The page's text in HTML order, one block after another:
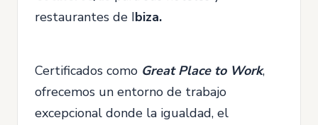
restaurantes de Ibiza.
Certificados como Great Place to Work,
ofrecemos un entorno de trabajo
excepcional donde la igualdad, el